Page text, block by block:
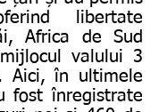
libertate
Africa de Sud
valului 3
Aici, în ultimele
fost înregistrate